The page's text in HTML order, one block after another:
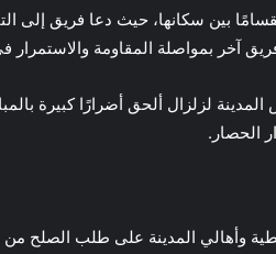
بين سكانها، حيث دعا فريق إلى
آخر بمواصلة المقاومة والاستمرار
لزلزال ألحق أضرارًا كبيرة
الحصار.
وأهالي المدينة على طلب الصلح